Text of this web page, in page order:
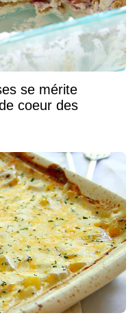
coeur des